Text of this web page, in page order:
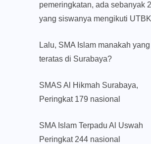
pemeringkatan, ada sebanyak
yang siswanya mengikuti
Lalu, SMA Islam manakah
teratas di Surabaya?
SMAS Al Hikmah Surabaya,
Peringkat 179 nasional
SMA Islam Terpadu Al Uswah
Peringkat 244 nasional